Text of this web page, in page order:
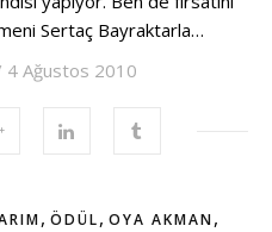
Sertaç Bayraktarla…
4 Ağustos 2010
, ÖDÜL, OYA AKMAN,